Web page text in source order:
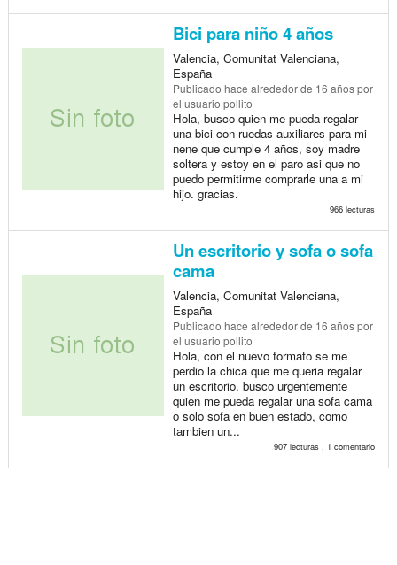
Bici para niño 4 años
Valencia, Comunitat Valenciana,
España
Publicado hace alrededor de 16 añospor
el usuario pollito
Hola, busco quien me pueda regalar
una bici con ruedas auxiliares para mi
nene que cumple 4 años, soy madre
soltera y estoy en el paro asi que no
puedo permitirme comprarle una a mi
hijo. gracias.
966 lecturas
Un escritorio y sofa o sofa
cama
Valencia, Comunitat Valenciana,
España
Publicado hace alrededor de 16 añospor
el usuario pollito
Hola, con el nuevo formato se me
perdio la chica que me queria regalar
un escritorio. busco urgentemente
quien me pueda regalar una sofa cama
o solo sofa en buen estado, como
tambien un...
907 lecturas , 1 comentario